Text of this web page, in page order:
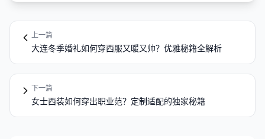
上一篇
大连冬季婚礼如何穿西服又暖又帅？优雅秘籍全解析
下一篇
女士西装如何穿出职业范？定制适配的独家秘籍